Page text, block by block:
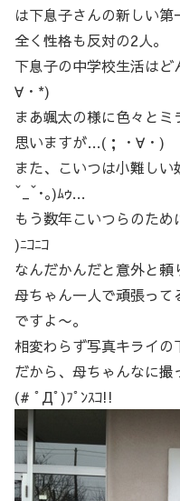
は下息子さんの新しい
全く性格も反対の2人。
下息子の中学校生活はど
∀・*)
まあ颯太の様に色々と
思いますが…(；・∀・)
また、こいつは小難し
ˇ_ˇ･｡)ﾑｩ…
もう数年こいつらのた
)ﾆｺﾆｺ
なんだかんだと意外と
母ちゃん一人で頑張っ
ですよ〜。
相変わらず写真キライ
だから、母ちゃんなに撮
(# ﾟДﾟ)ﾌﾟﾝｽｺ!!